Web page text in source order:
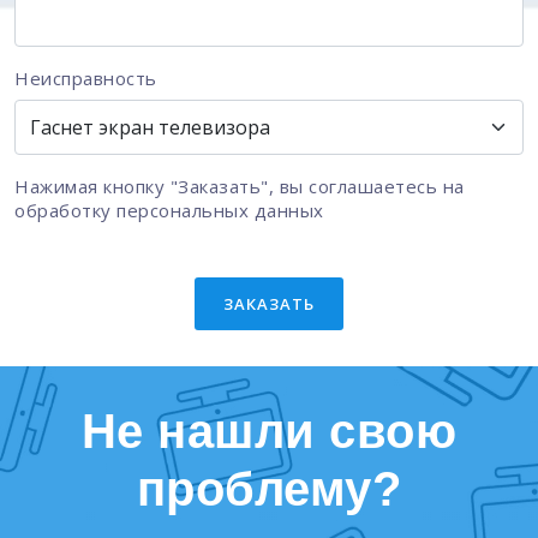
Неисправность
Нажимая кнопку "Заказать", вы соглашаетесь на
обработку персональных данных
ЗАКАЗАТЬ
Не нашли свою
проблему?